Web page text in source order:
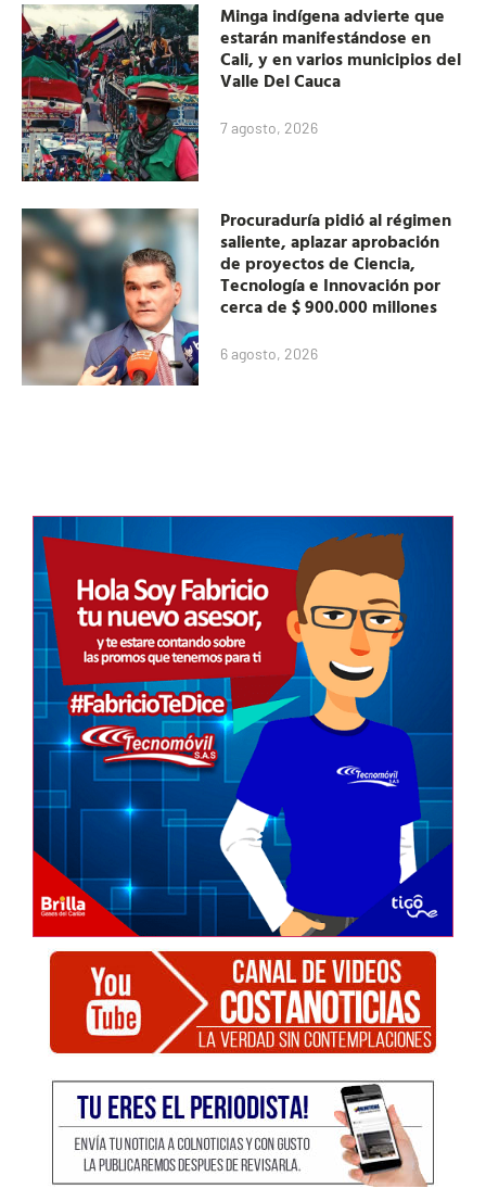
Minga indígena advierte que
estarán manifestándose en
Cali, y en varios municipios del
Valle Del Cauca
7 agosto, 2026
Procuraduría pidió al régimen
saliente, aplazar aprobación
de proyectos de Ciencia,
Tecnología e Innovación por
cerca de $ 900.000 millones
6 agosto, 2026